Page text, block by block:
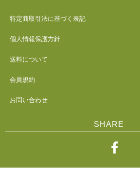
特定商取引法に基づく表記
個人情報保護方針
送料について
会員規約
お問い合わせ
SHARE